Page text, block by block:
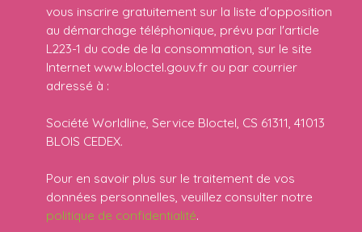
vous inscrire gratuitement sur la liste d'opposition
au démarchage téléphonique, prévu par l'article
L223-1 du code de la consommation, sur le site
Internet www.bloctel.gouv.fr ou par courrier
adressé à :
Société Worldline, Service Bloctel, CS 61311, 41013
BLOIS CEDEX.
Pour en savoir plus sur le traitement de vos
données personnelles, veuillez consulter notre
politique de confidentialité.